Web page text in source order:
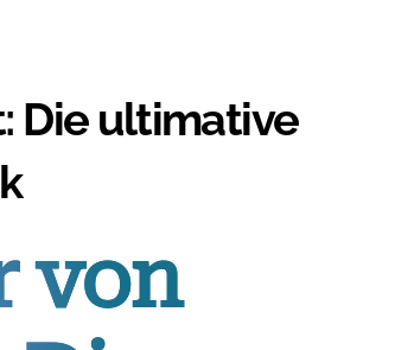
Die ultimative
von